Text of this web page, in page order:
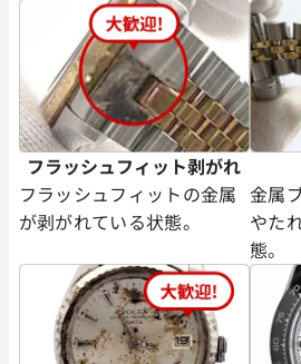
フラッシュフィット剥がれ
フラッシュフィットの金属
が剥がれている状態。
金属
やた
態。